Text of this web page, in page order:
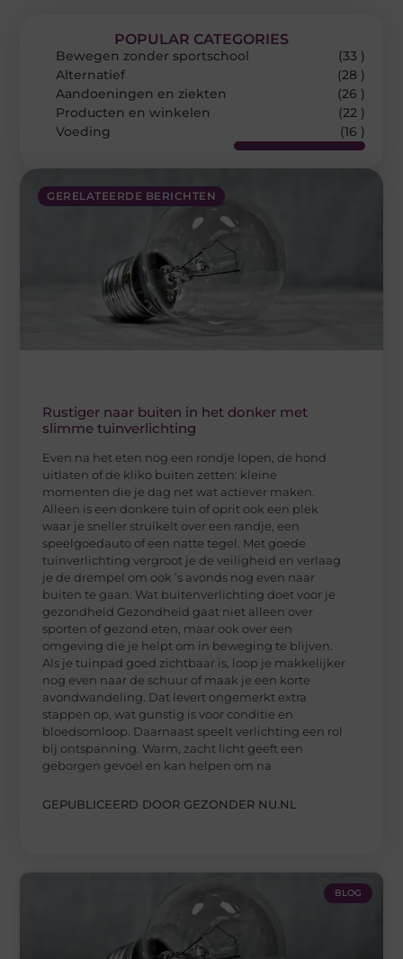
GERELATEERDE BERICHTEN
Rustiger naar buiten in het donker met
slimme tuinverlichting
Even na het eten nog een rondje lopen, de hond
uitlaten of de kliko buiten zetten: kleine
momenten die je dag net wat actiever maken.
Alleen is een donkere tuin of oprit ook een plek
waar je sneller struikelt over een randje, een
speelgoedauto of een natte tegel. Met goede
tuinverlichting vergroot je de veiligheid en verlaag
je de drempel om ook ’s avonds nog even naar
buiten te gaan. Wat buitenverlichting doet voor je
gezondheid Gezondheid gaat niet alleen over
sporten of gezond eten, maar ook over een
omgeving die je helpt om in beweging te blijven.
Als je tuinpad goed zichtbaar is, loop je makkelijker
nog even naar de schuur of maak je een korte
avondwandeling. Dat levert ongemerkt extra
stappen op, wat gunstig is voor conditie en
bloedsomloop. Daarnaast speelt verlichting een rol
bij ontspanning. Warm, zacht licht geeft een
geborgen gevoel en kan helpen om na
GEPUBLICEERD DOOR GEZONDER NU.NL
POPULAR CATEGORIES
Bewegen zonder sportschool
(33 )
Alternatief
(28 )
Aandoeningen en ziekten
(26 )
Producten en winkelen
(22 )
Voeding
(16 )
BLOG